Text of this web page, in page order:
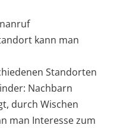
kann man
Standorten
Nachbarn
durch Wischen
man Interesse zum